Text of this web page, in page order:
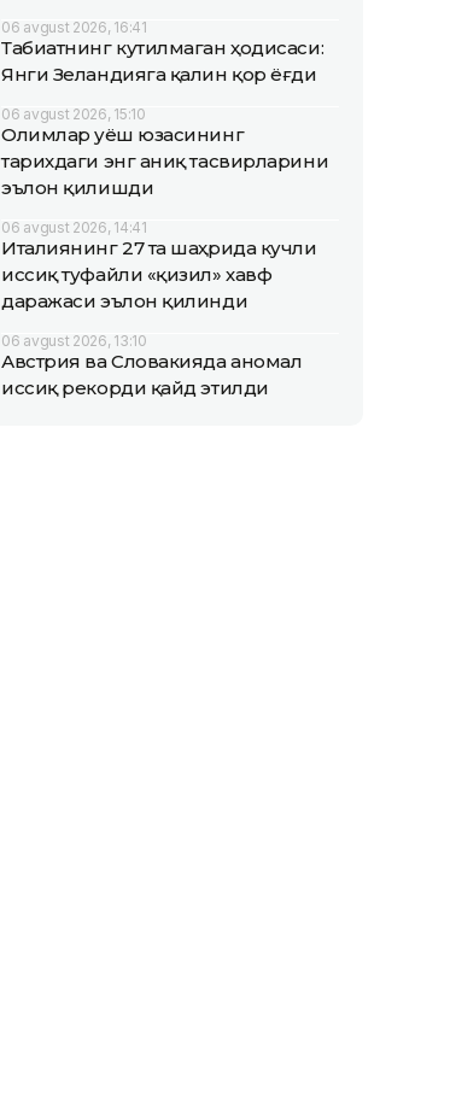
06 avgust 2026, 16:41
Табиатнинг кутилмаган ҳодисаси:
Янги Зеландияга қалин қор ёғди
06 avgust 2026, 15:10
Олимлар Қуёш юзасининг
тарихдаги энг аниқ тасвирларини
эълон қилишди
06 avgust 2026, 14:41
Италиянинг 27 та шаҳрида кучли
иссиқ туфайли «қизил» хавф
даражаси эълон қилинди
06 avgust 2026, 13:10
Австрия ва Словакияда аномал
иссиқ рекорди қайд этилди